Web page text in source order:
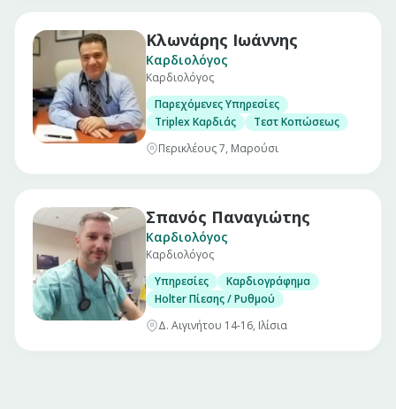
Κλωνάρης Ιωάννης
Καρδιολόγος
Καρδιολόγος
Παρεχόμενες Υπηρεσίες
Triplex Καρδιάς
Τεστ Κοπώσεως
Περικλέους 7, Μαρούσι
Σπανός Παναγιώτης
Καρδιολόγος
Καρδιολόγος
Υπηρεσίες
Καρδιογράφημα
Holter Πίεσης / Ρυθμού
Δ. Αιγινήτου 14-16, Ιλίσια